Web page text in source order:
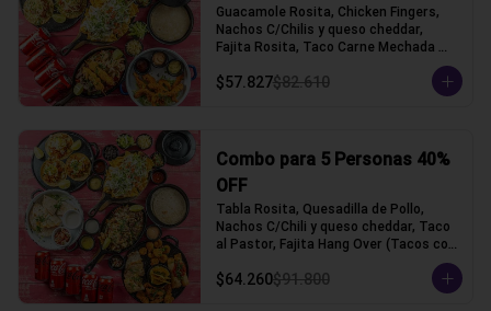
Guacamole Rosita, Chicken Fingers,
Nachos C/Chilis y queso cheddar,
Fajita Rosita, Taco Carne Mechada
$57.827$82.610
Combo para 5 Personas 40%
OFF
Tabla Rosita, Quesadilla de Pollo,
Nachos C/Chili y queso cheddar, Taco
al Pastor, Fajita Hang Over (Tacos con
$64.260$91.800